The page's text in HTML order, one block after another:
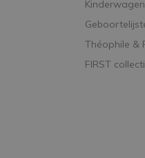
Théophile &
FIRST